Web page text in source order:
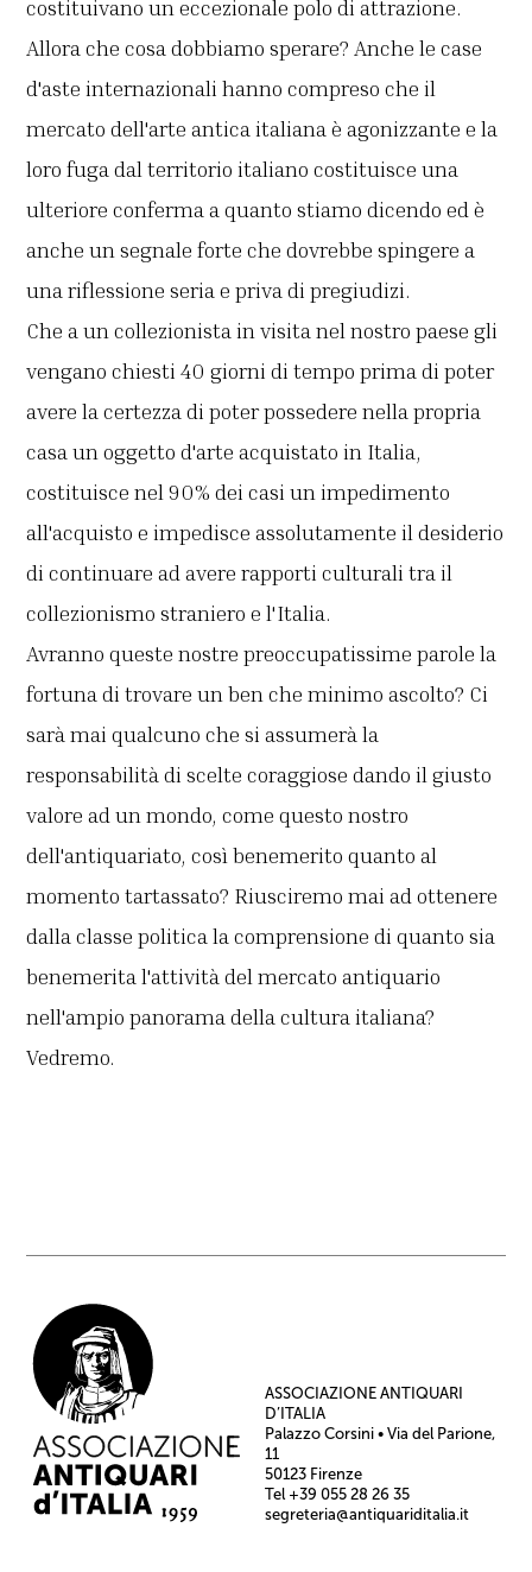
costituivano un eccezionale polo di attrazione.
Allora che cosa dobbiamo sperare? Anche le case
d'aste internazionali hanno compreso che il
mercato dell'arte antica italiana è agonizzante e la
loro fuga dal territorio italiano costituisce una
ulteriore conferma a quanto stiamo dicendo ed è
anche un segnale forte che dovrebbe spingere a
una riflessione seria e priva di pregiudizi.
Che a un collezionista in visita nel nostro paese gli
vengano chiesti 40 giorni di tempo prima di poter
avere la certezza di poter possedere nella propria
casa un oggetto d'arte acquistato in Italia,
costituisce nel 90% dei casi un impedimento
all'acquisto e impedisce assolutamente il desiderio
di continuare ad avere rapporti culturali tra il
collezionismo straniero e l'Italia.
Avranno queste nostre preoccupatissime parole la
fortuna di trovare un ben che minimo ascolto? Ci
sarà mai qualcuno che si assumerà la
responsabilità di scelte coraggiose dando il giusto
valore ad un mondo, come questo nostro
dell'antiquariato, così benemerito quanto al
momento tartassato? Riusciremo mai ad ottenere
dalla classe politica la comprensione di quanto sia
benemerita l'attività del mercato antiquario
nell'ampio panorama della cultura italiana?
Vedremo.
ASSOCIAZIONE ANTIQUARI
D’ITALIA
Palazzo Corsini • Via del Parione,
11
50123 Firenze
Tel +39 055 28 26 35
segreteria@antiquariditalia.it